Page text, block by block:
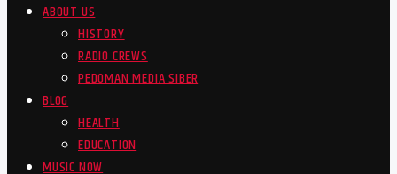
ABOUT US
HISTORY
RADIO CREWS
PEDOMAN MEDIA SIBER
BLOG
HEALTH
EDUCATION
MUSIC NOW